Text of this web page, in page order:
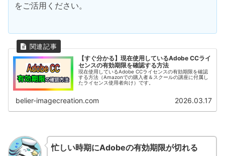
をご活用ください。
【すぐ分かる】現在使用しているAdobe CCライ
センスの有効期限を確認する方法
現在使用しているAdobe CCライセンスの有効期限を確認
する方法（Amazonでの購入者＆スクールの講座に付属し
たライセンス使用者向け）です。
belier-imagecreation.com 2026.03.17
忙しい時期にAdobeの有効期限が切れる